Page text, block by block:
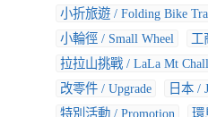
小折旅遊 / Folding Bike
小輪徑 / Small Wheel
工
拉拉山挑戰 / LaLa Mt
改零件 / Upgrade
日本 /
特別活動 / Promotion
環